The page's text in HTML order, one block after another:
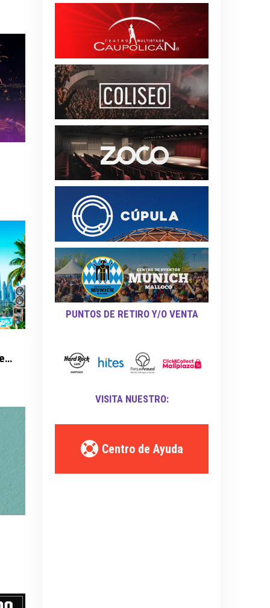
I Love Reggaeton Chile - Espacio Riesco 2027
PUNTOS DE RETIRO Y/O VENTA
VISITA NUESTRO:
Centro de Ayuda